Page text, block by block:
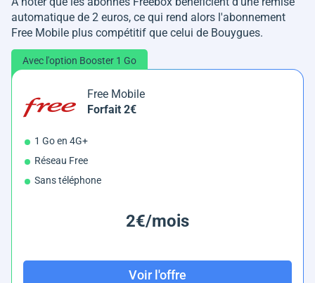
automatique de 2 euros, ce qui rend alors l'abonnement
Free Mobile plus compétitif que celui de Bouygues.
Avec l'option Booster 1 Go
Free Mobile
Forfait 2€
1 Go en 4G+
Réseau Free
Sans téléphone
2€/mois
Voir l'offre